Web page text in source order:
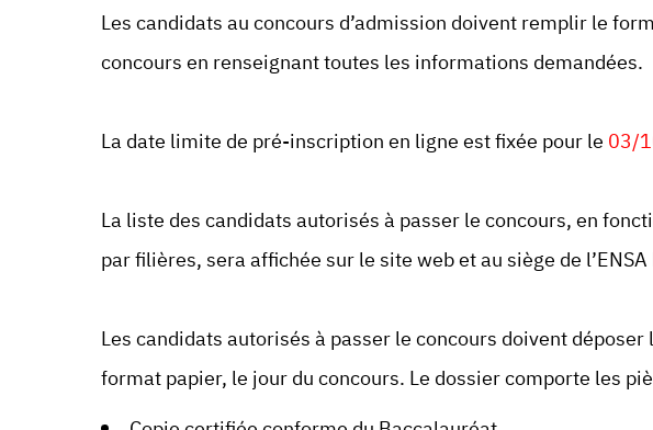
Les candidats au concours d’admission doivent remplir le
concours en renseignant toutes les informations demandées.
La date limite de pré-inscription en ligne est fixée pour le 03/
La liste des candidats autorisés à passer le concours, en
par filières, sera affichée sur le site web et au siège de l’ENSA
Les candidats autorisés à passer le concours doivent
format papier, le jour du concours. Le dossier comporte les